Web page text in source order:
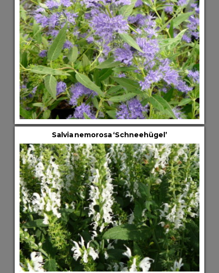
Salvia nemorosa ‘Schneehügel’